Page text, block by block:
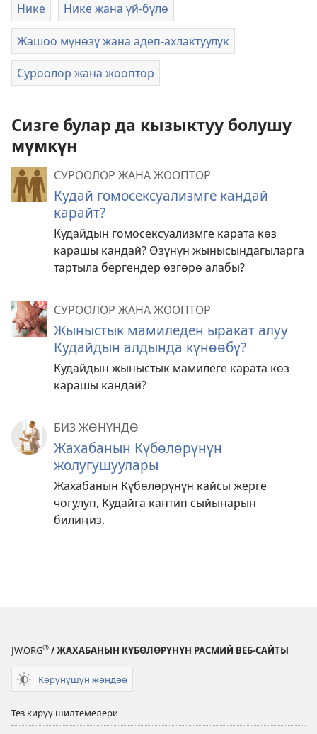
Нике Нике жана үй-бүлө
Жашоо мүнөзү жана адеп-ахлактуулук
Суроолор жана жооптор
Сизге булар да кызыктуу болушу
мүмкүн
СУРООЛОР ЖАНА ЖООПТОР
Кудай гомосексуализмге кандай
карайт?
Кудайдын гомосексуализмге карата көз
карашы кандай? Өзүнүн жынысындагыларга
тартыла бергендер өзгөрө алабы?
СУРООЛОР ЖАНА ЖООПТОР
Жыныстык мамиледен ыракат алуу
Кудайдын алдында күнөөбү?
Кудайдын жыныстык мамилеге карата көз
карашы кандай?
БИЗ ЖӨНҮНДӨ
Жахабанын Күбөлөрүнүн
жолугушуулары
Жахабанын Күбөлөрүнүн кайсы жерге
чогулуп, Кудайга кантип сыйынарын
билиңиз.
JW.ORG® / ЖАХАБАНЫН КҮБӨЛӨРҮНҮН РАСМИЙ ВЕБ-САЙТЫ
Көрүнүшүн жөндөө
Тез кирүү шилтемелери